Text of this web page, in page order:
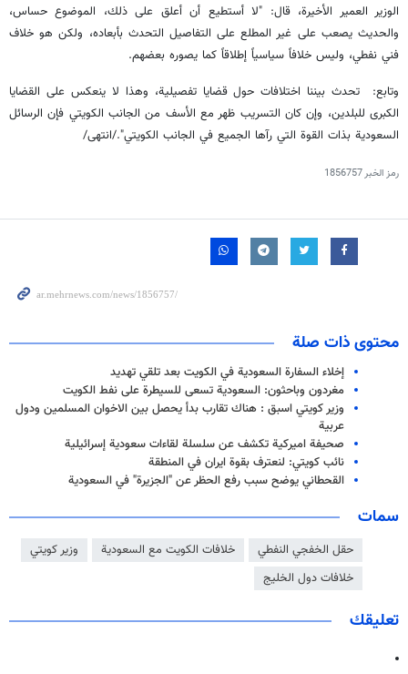
الوزير العمير الأخيرة، قال: "لا أستطيع أن أعلق على ذلك، الموضوع حساس،
والحديث يصعب على غير المطلع على التفاصيل التحدث بأبعاده، ولكن هو خلاف
فني نفطي، وليس خلافاً سياسياً إطلاقاً كما يصوره بعضهم.
وتابع: تحدث بيننا اختلافات حول قضايا تفصيلية، وهذا لا ينعكس على القضايا
الكبرى للبلدين، وإن كان التسريب ظهر مع الأسف من الجانب الكويتي فإن الرسائل
السعودية بذات القوة التي رآها الجميع في الجانب الكويتي"./انتهى/
رمز الخبر1856757
محتوى ذات صلة
إخلاء السفارة السعودية في الكويت بعد تلقي تهديد
مغردون وباحثون: السعودية تسعى للسيطرة على نفط الكويت
وزير كويتي اسبق : هناك تقارب بدأ يحصل بين الاخوان المسلمين ودول
عربية
صحيفة اميركية تكشف عن سلسلة لقاءات سعودية إسرائيلية
نائب كويتي: لنعترف بقوة ايران في المنطقة
القحطاني يوضح سبب رفع الحظر عن "الجزيرة" في السعودية
سمات
حقل الخفجي النفطي خلافات الكويت مع السعودية
وزير كويتي
خلافات دول الخليج
تعليقك